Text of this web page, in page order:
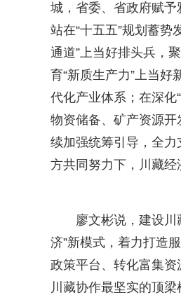
城，省委、省政府赋予
站在“十五五”规划蓄
通道”上当好排头兵，
育“新质生产力”上当
代化产业体系；在深化
物资储备、矿产资源
续加强统筹引导，全
方共同努力下，川藏经
廖文彬说，建设
济”新模式，着力打造
政策平台、转化富集
川藏协作最坚实的顶